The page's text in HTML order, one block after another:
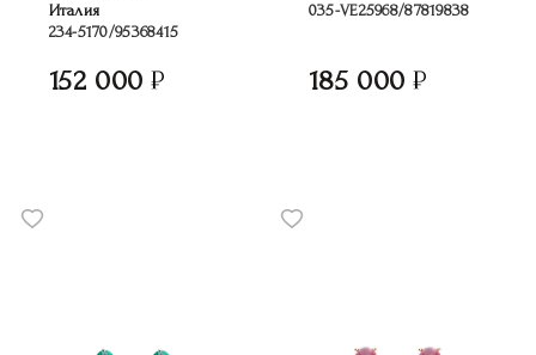
Италия
234-5170/95368415
152 000
035-VE25968/87819838
185 000